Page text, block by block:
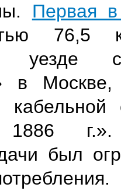
Первая
76,5
уезде
в
1886
был